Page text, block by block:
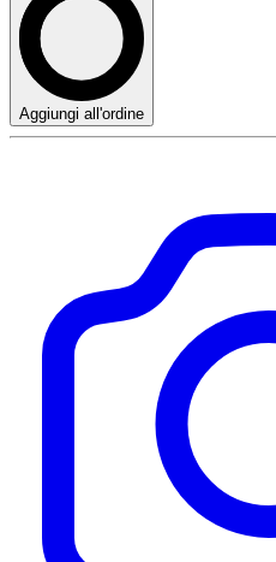
Aggiungi all'ordine